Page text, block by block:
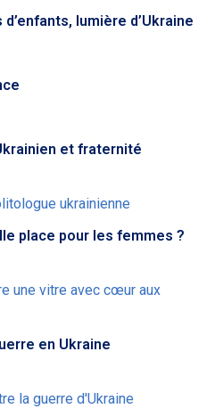
lumière d’Ukraine
et fraternité
place pour les femmes ?
en Ukraine